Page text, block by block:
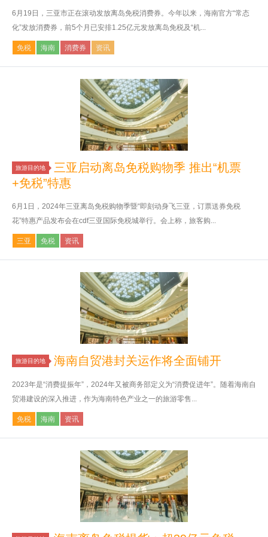
6月19日，三亚市正在滚动发放离岛免税消费券。今年以来，海南官方“常态
化”发放消费券，前5个月已安排1.25亿元发放离岛免税及“机...
免税 海南 消费券 资讯
旅游目的地
三亚启动离岛免税购物季 推出“机票
+免税”特惠
6月1日，2024年三亚离岛免税购物季暨“即刻动身飞三亚，订票送券免税
花”特惠产品发布会在cdf三亚国际免税城举行。会上称，旅客购...
三亚 免税 资讯
旅游目的地 海南自贸港封关运作将全面铺开
2023年是“消费提振年”，2024年又被商务部定义为“消费促进年”。随着海南自
贸港建设的深入推进，作为海南特色产业之一的旅游零售...
免税 海南 资讯